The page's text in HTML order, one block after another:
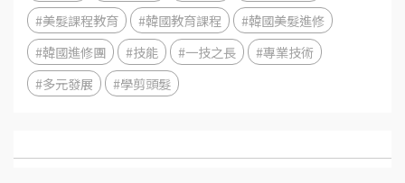
#美髮課程教育
#韓國教育課程
#韓國美髮進修
#韓國進修團
#技能 #一技之長
#專業技術
#多元發展
#學剪頭髮